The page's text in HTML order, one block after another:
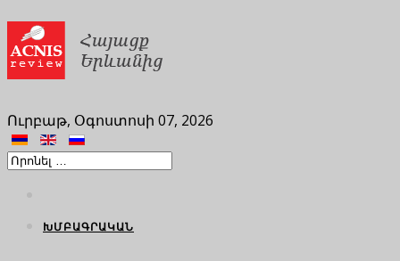
Ուրբաթ, Օգոստոսի 07, 2026
ԽՄԲԱԳՐԱԿԱՆ